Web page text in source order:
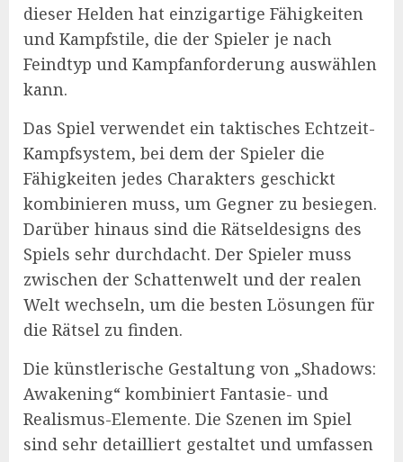
dieser Helden hat einzigartige Fähigkeiten
und Kampfstile, die der Spieler je nach
Feindtyp und Kampfanforderung auswählen
kann.
Das Spiel verwendet ein taktisches Echtzeit-
Kampfsystem, bei dem der Spieler die
Fähigkeiten jedes Charakters geschickt
kombinieren muss, um Gegner zu besiegen.
Darüber hinaus sind die Rätseldesigns des
Spiels sehr durchdacht. Der Spieler muss
zwischen der Schattenwelt und der realen
Welt wechseln, um die besten Lösungen für
die Rätsel zu finden.
Die künstlerische Gestaltung von „Shadows:
Awakening“ kombiniert Fantasie- und
Realismus-Elemente. Die Szenen im Spiel
sind sehr detailliert gestaltet und umfassen